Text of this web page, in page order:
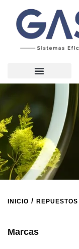
INICIO / REPUESTOS
Marcas